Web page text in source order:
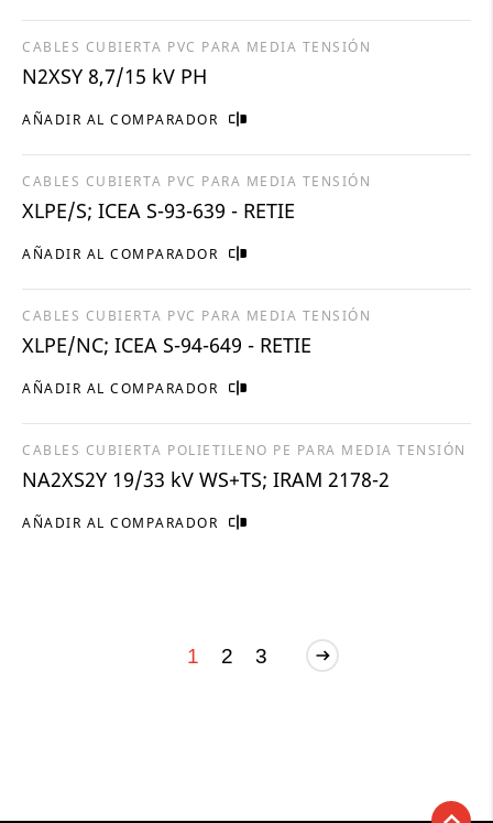
AÑADIR AL COMPARADOR
CABLES CUBIERTA PVC PARA MEDIA TENSIÓN
N2XSY 8,7/15 kV PH
AÑADIR AL COMPARADOR
CABLES CUBIERTA PVC PARA MEDIA TENSIÓN
XLPE/S; ICEA S-93-639 - RETIE
AÑADIR AL COMPARADOR
CABLES CUBIERTA PVC PARA MEDIA TENSIÓN
XLPE/NC; ICEA S-94-649 - RETIE
AÑADIR AL COMPARADOR
CABLES CUBIERTA POLIETILENO PE PARA MEDIA TENSIÓN
NA2XS2Y 19/33 kV WS+TS; IRAM 2178-2
1 2 3